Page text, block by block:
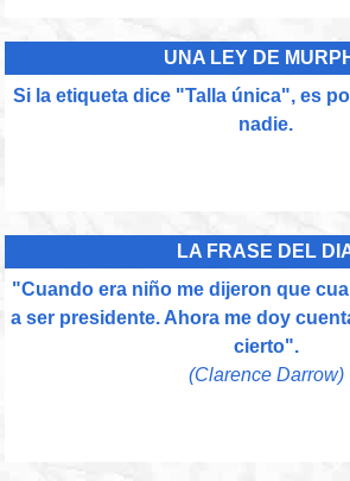
UNA LEY DE
Si la etiqueta dice "Talla única", es
nadie.
LA FRASE DEL
"Cuando era niño me dijeron que
a ser presidente. Ahora me doy
cierto".
(Clarence Darrow)